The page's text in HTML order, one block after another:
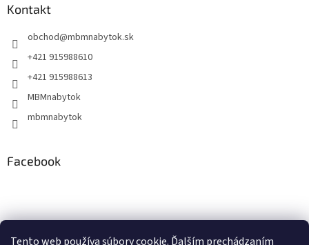
Tento web používa súbory cookie. Ďalším prechádzaním
Kontakt
obchod@mbmnabytok.sk
+421 915988610
+421 915988613
MBMnabytok
mbmnabytok
Facebook
Nákupný košík